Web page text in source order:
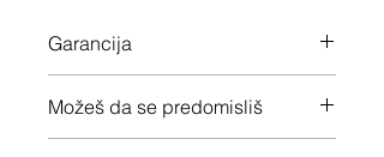
Garancija
Možeš da se predomisliš